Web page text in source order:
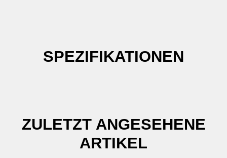
SPEZIFIKATIONEN
ZULETZT ANGESEHENE
ARTIKEL